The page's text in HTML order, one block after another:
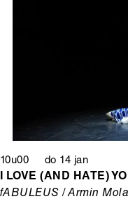
10u00 do 14 jan
I LOVE (AND HATE)
fABULEUS / Armin Mola